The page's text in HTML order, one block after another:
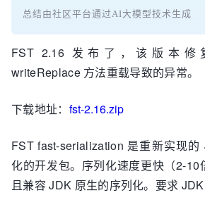
总结由社区平台通过AI大模型技术生成
FST 2.16 发布了，该版本修
writeReplace 方法重载导致的异常。
下载地址： fst-2.16.zip
FST fast-serialization 是重新实现
化的开发包。序列化速度更快（2-10
且兼容 JDK 原生的序列化。要求 JDK